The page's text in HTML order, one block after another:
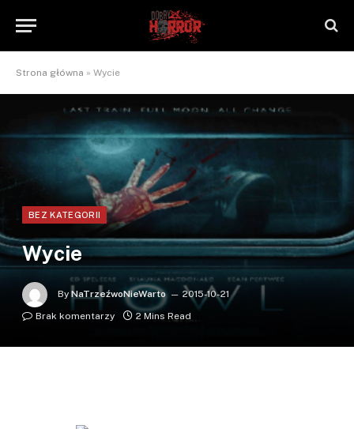
Strona główna » Wycie
BEZ KATEGORII
Wycie
By NaTrzeźwoNieWarto
2015-10-21
Brak komentarzy
2 Mins Read